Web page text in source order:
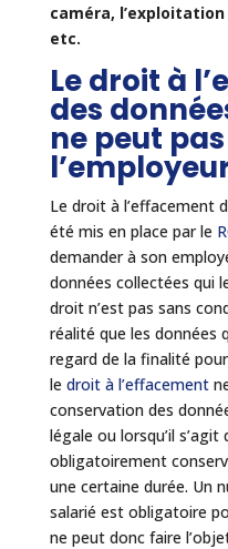
caméra,
etc.
Le droit à
des
ne peut
Le droit à l’effacement
été mis en place par le
demander à son
données collectées qui
droit n’est pas sans
réalité que les données
regard de la finalité
le droit à l’effacement
conservation des
légale ou lorsqu’il
obligatoirement
une certaine durée. Un
salarié est obligatoire
ne peut donc faire